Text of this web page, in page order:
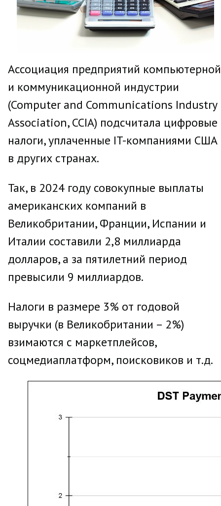
Ассоциация предприятий компьютерной
и коммуникационной индустрии
(Computer and Communications Industry
Association, CCIA) подсчитала цифровые
налоги, уплаченные IT-компаниями США
в других странах.
Так, в 2024 году совокупные выплаты
американских компаний в
Великобритании, Франции, Испании и
Италии составили 2,8 миллиарда
долларов, а за пятилетний период
превысили 9 миллиардов.
Налоги в размере 3% от годовой
выручки (в Великобритании – 2%)
взимаются с маркетплейсов,
соцмедиаплатформ, поисковиков и т.д.